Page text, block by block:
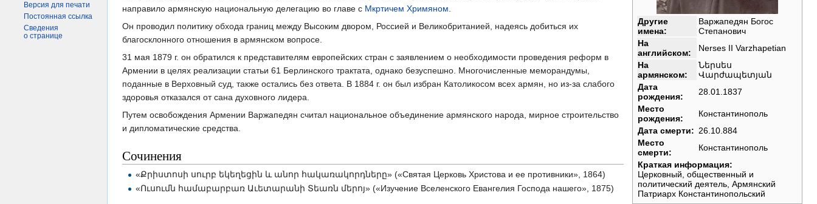
Другие
имена:
Варжапедян Богос
Степанович
На
английском:
Nerses II Varzhapetian
На
армянском:
Ներսես
Վարժապետյան
Дата
рождения:
28.01.1837
Место
рождения:
Константинополь
Дата смерти: 26.10.884
Место
смерти:
Константинополь
Краткая информация:
Церковный, общественный и
политический деятель, Армянский
Патриарх Константинопольский
направило армянскую национальную делегацию во главе с Мкртичем Хримяном
Он проводил политику обхода границ между Высоким двором, Россией и Великобританией, надеясь добиться их
благосклонного отношения в армянском вопросе.
31 мая 1879 г. он обратился к представителям европейских стран с заявлением о необходимости проведения реформ в
Армении в целях реализации статьи 61 Берлинского трактата, однако безуспешно. Многочисленные меморандумы,
поданные в Верховный суд, также остались без ответа. В 1884 г. он был избран Католикосом всех армян, но из-за слабого
здоровья отказался от сана духовного лидера.
Путем освобождения Армении Варжапедян считал национальное объединение армянского народа, мирное строительство
и дипломатические средства.
Сочинения
«Քրիստոսի սուրբ եկեղեցին և անոր հակառակորդները» («Святая Церковь Христова и ее противники», 1864)
«Ուսումն համաբարբառ Աւետարանի Տեառն մերոյ» («Изучение Вселенского Евангелия Господа нашего», 1875)
Версия для печати
Постоянная ссылка
Сведения
о странице